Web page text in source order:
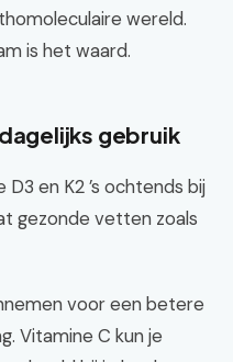
wereld.
is het waard.
gebruik
en K2 ’s ochtends bij
gezonde vetten zoals
voor een betere
Vitamine C kun je